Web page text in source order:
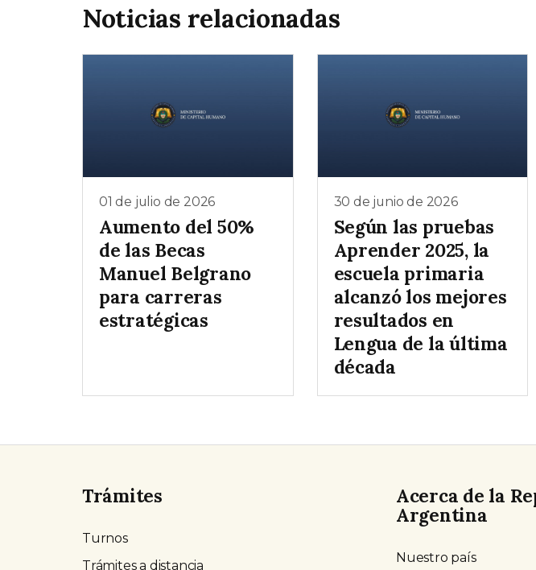
Noticias relacionadas
01 de julio de 2026
Aumento del 50%
de las Becas
Manuel Belgrano
para carreras
estratégicas
30 de junio de 2026
Según las pruebas
Aprender 2025, la
escuela primaria
alcanzó los mejores
resultados en
Lengua de la última
década
Trámites
Turnos
Trámites a distancia
Acerca de la
Argentina
Nuestro país